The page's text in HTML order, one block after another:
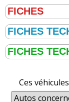
Ces véhicules